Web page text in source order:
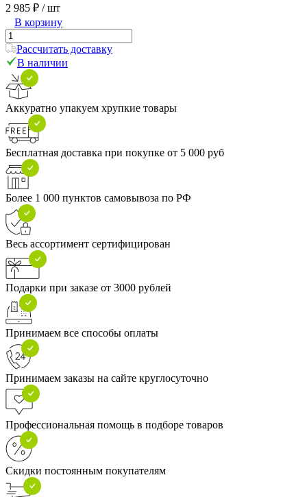
2 985 ₽ / шт
В корзину
Рассчитать доставку
В наличии
Аккуратно упакуем хрупкие товары
Бесплатная доставка при покупке от 5 000 руб
Более 1 000 пунктов самовывоза по РФ
Весь ассортимент сертифицирован
Подарки при заказе от 3000 рублей
Принимаем все способы оплаты
Принимаем заказы на сайте круглосуточно
Профессиональная помощь в подборе товаров
Скидки постоянным покупателям